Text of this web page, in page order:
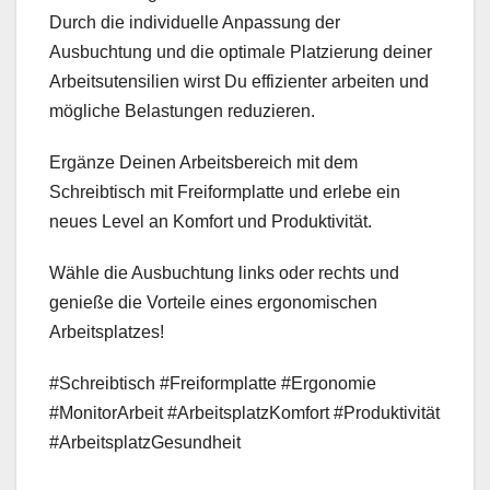
Durch die individuelle Anpassung der
Ausbuchtung und die optimale Platzierung deiner
Arbeitsutensilien wirst Du effizienter arbeiten und
mögliche Belastungen reduzieren.
Ergänze Deinen Arbeitsbereich mit dem
Schreibtisch mit Freiformplatte und erlebe ein
neues Level an Komfort und Produktivität.
Wähle die Ausbuchtung links oder rechts und
genieße die Vorteile eines ergonomischen
Arbeitsplatzes!
#Schreibtisch #Freiformplatte #Ergonomie
#MonitorArbeit #ArbeitsplatzKomfort #Produktivität
#ArbeitsplatzGesundheit